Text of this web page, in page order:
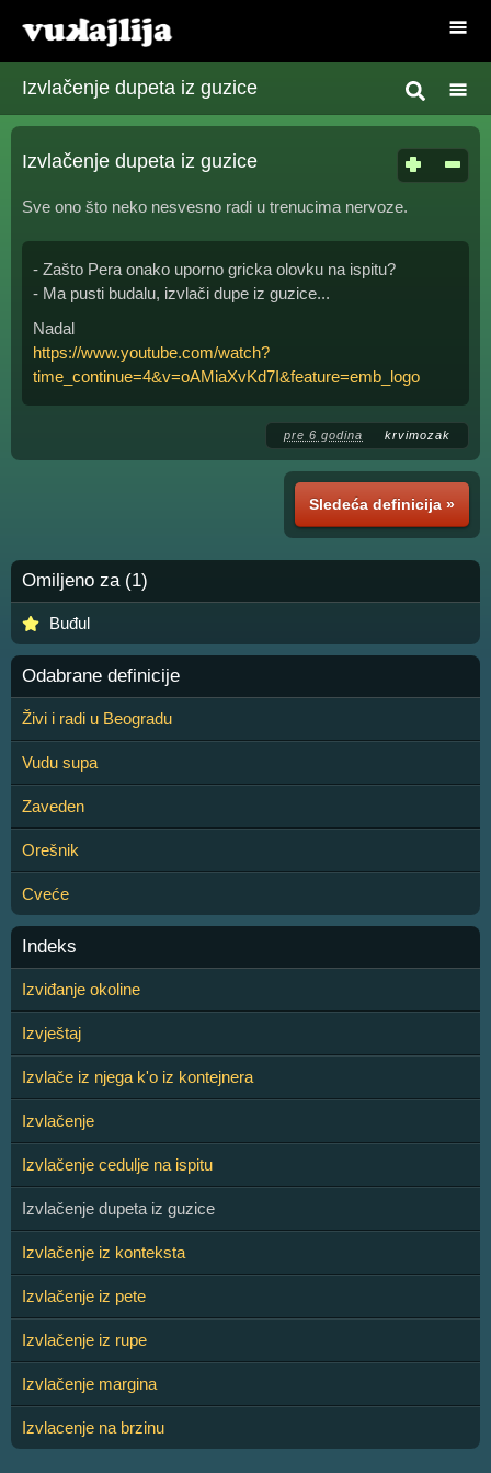
Izvlačenje dupeta iz guzice
Izvlačenje dupeta iz guzice
Sve ono što neko nesvesno radi u trenucima nervoze.
- Zašto Pera onako uporno gricka olovku na ispitu?
- Ma pusti budalu, izvlači dupe iz guzice...
Nadal
https://www.youtube.com/watch?
time_continue=4&v=oAMiaXvKd7I&feature=emb_logo
pre 6 godina krvimozak
Sledeća definicija »
Omiljeno za (1)
Buđul
Odabrane definicije
Živi i radi u Beogradu
Vudu supa
Zaveden
Orešnik
Cveće
Indeks
Izviđanje okoline
Izvještaj
Izvlače iz njega k'o iz kontejnera
Izvlačenje
Izvlačenje cedulje na ispitu
Izvlačenje dupeta iz guzice
Izvlačenje iz konteksta
Izvlačenje iz pete
Izvlačenje iz rupe
Izvlačenje margina
Izvlacenje na brzinu